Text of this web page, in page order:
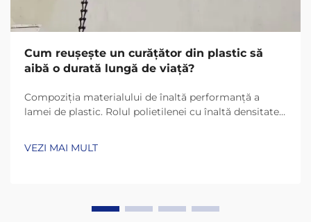
Cum reușește un curățător din plastic să
aibă o durată lungă de viață?
Compoziția materialului de înaltă performanță a
lamei de plastic. Rolul polietilenei cu înaltă densitate
VEZI MAI MULT